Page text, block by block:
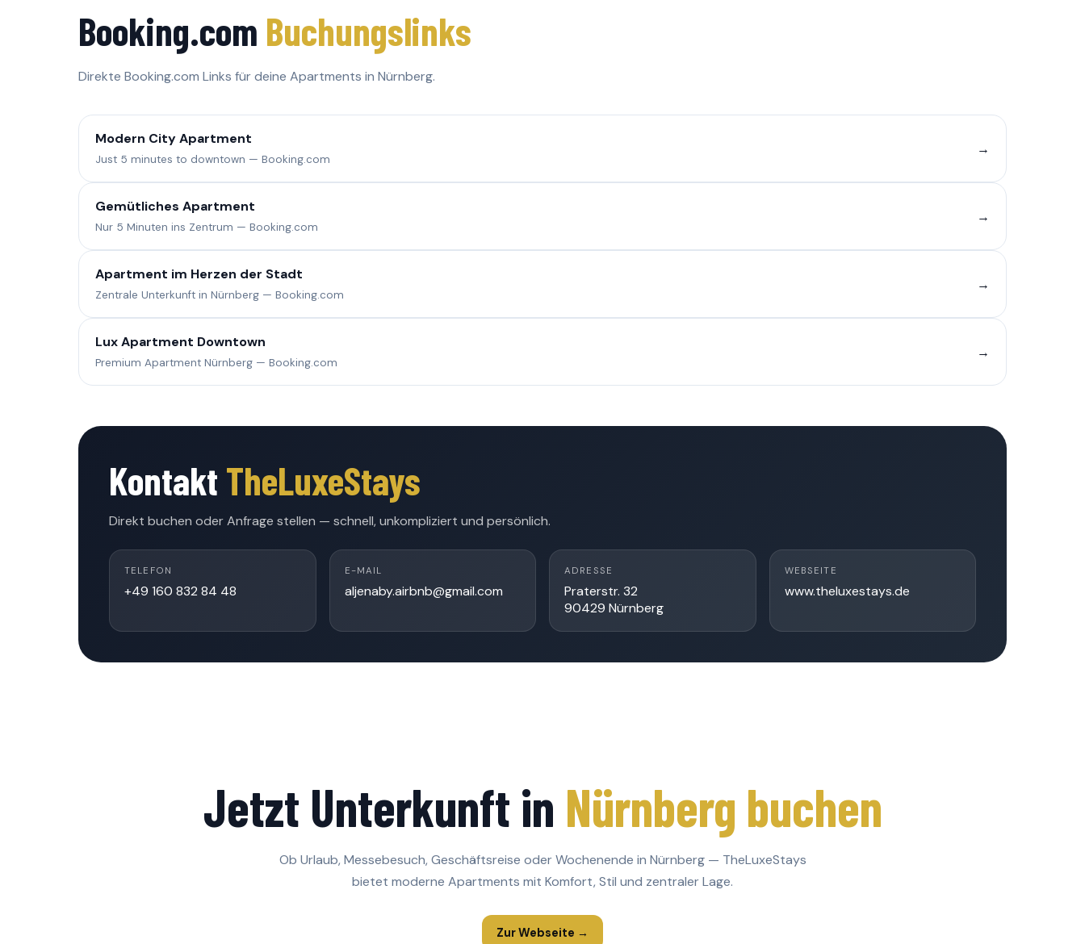
Booking.com Buchungslinks
Direkte Booking.com Links für deine Apartments in Nürnberg.
Modern City Apartment
Just 5 minutes to downtown — Booking.com
→
Gemütliches Apartment
Nur 5 Minuten ins Zentrum — Booking.com
→
Apartment im Herzen der Stadt
Zentrale Unterkunft in Nürnberg — Booking.com
→
Lux Apartment Downtown
Premium Apartment Nürnberg — Booking.com
→
Kontakt TheLuxeStays
Direkt buchen oder Anfrage stellen — schnell, unkompliziert und persönlich.
TELEFON
+49 160 832 84 48
E-MAIL
aljenaby.airbnb@gmail.com
ADRESSE
Praterstr. 32
90429 Nürnberg
WEBSEITE
www.theluxestays.de
Jetzt Unterkunft in Nürnberg buchen
Ob Urlaub, Messebesuch, Geschäftsreise oder Wochenende in Nürnberg — TheLuxeStays
bietet moderne Apartments mit Komfort, Stil und zentraler Lage.
Zur Webseite →